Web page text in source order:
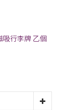
吸行李牌 乙個